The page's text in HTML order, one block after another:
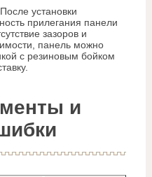
После установки
прилегания панели
зазоров и
панель можно
с резиновым бойком
и